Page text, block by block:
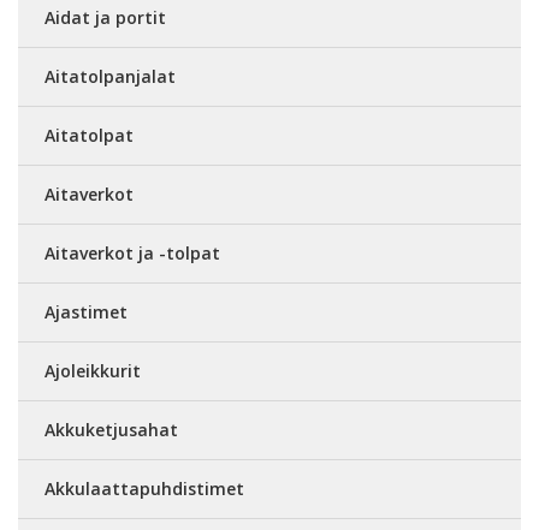
Aidat ja portit
Aitatolpanjalat
Aitatolpat
Aitaverkot
Aitaverkot ja -tolpat
Ajastimet
Ajoleikkurit
Akkuketjusahat
Akkulaattapuhdistimet